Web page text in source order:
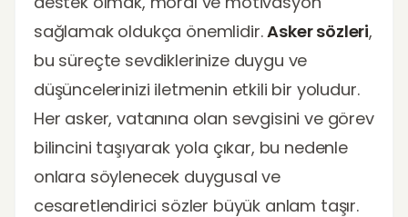
sağlamak oldukça önemlidir.Asker sözleri,
bu süreçte sevdiklerinize duygu ve
düşüncelerinizi iletmenin etkili bir yoludur.
Her asker, vatanına olan sevgisini ve görev
bilincini taşıyarak yola çıkar, bu nedenle
onlara söylenecek duygusal ve
cesaretlendirici sözler büyük anlam taşır.